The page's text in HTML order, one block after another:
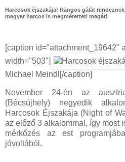
Harcosok éjszakája! Rangos gálát
magyar harcos is megméretteti magát!
[caption id="attachment_19642"
width="503"]
Michael Meindl[/caption]
November 24-én az
(Bécsújhely) negyedik
Harcosok Éjszakája (Night of
az előző 3 alkalommal, így most
mérkőzés az est
jóvoltából.